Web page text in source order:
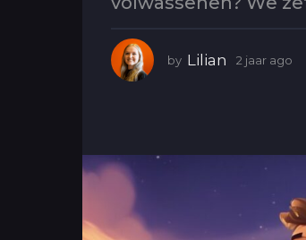
j
a
r
by Lilian 2 jaar ago